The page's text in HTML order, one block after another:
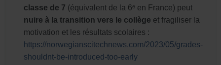
classe de 7 (équivalent de la 6ᵉ en France) peut
nuire à la transition vers le collège et fragiliser la
motivation et les résultats scolaires :
https://norwegianscitechnews.com/2023/05/grades-
shouldnt-be-introduced-too-early